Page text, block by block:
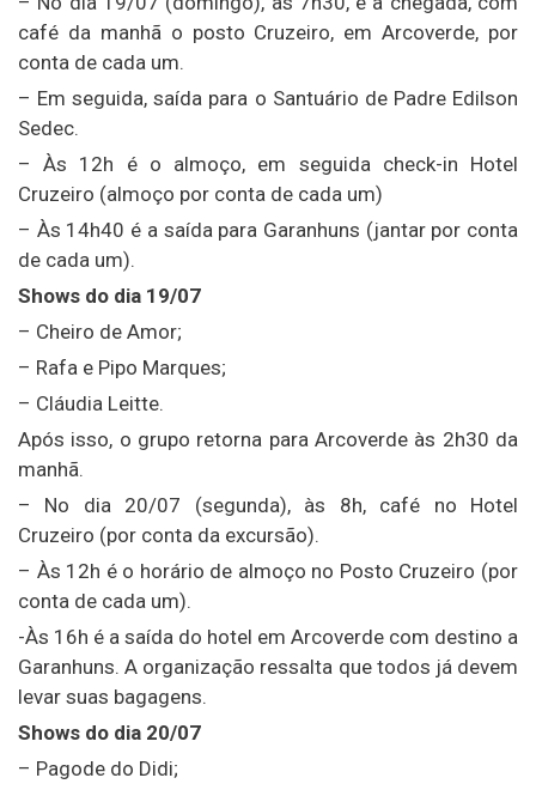
café da manhã o posto Cruzeiro, em Arcoverde, por
conta de cada um.
– Em seguida, saída para o Santuário de Padre Edilson
Sedec.
– Às 12h é o almoço, em seguida check-in Hotel
Cruzeiro (almoço por conta de cada um)
– Às 14h40 é a saída para Garanhuns (jantar por conta
de cada um).
Shows do dia 19/07
– Cheiro de Amor;
– Rafa e Pipo Marques;
– Cláudia Leitte.
Após isso, o grupo retorna para Arcoverde às 2h30 da
manhã.
– No dia 20/07 (segunda), às 8h, café no Hotel
Cruzeiro (por conta da excursão).
– Às 12h é o horário de almoço no Posto Cruzeiro (por
conta de cada um).
-Às 16h é a saída do hotel em Arcoverde com destino a
Garanhuns. A organização ressalta que todos já devem
levar suas bagagens.
Shows do dia 20/07
– Pagode do Didi;